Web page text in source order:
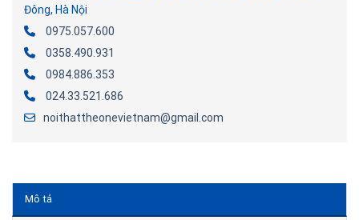
Đông, Hà Nội
0975.057.600
0358.490.931
0984.886.353
024.33.521.686
noithattheonevietnam@gmail.com
Mô tả